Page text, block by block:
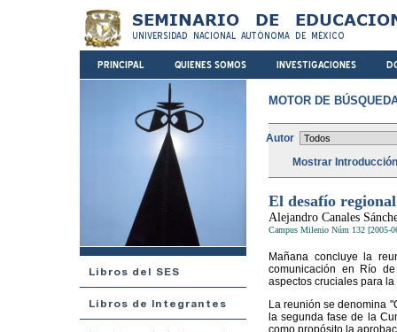
MOTOR DE
Autor
Mostrar
El desafío
Alejandro Canales
Campus Milenio Núm 132 [2005-
Mañana concluye la
comunicación en Río
aspectos cruciales para
La reunión se denomina
la segunda fase de la
como propósito la